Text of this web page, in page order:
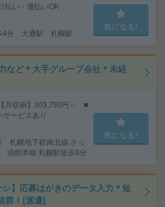
い・週払いOK
4分 大通駅 札幌駅
気になる!
など＊大手グループ会社＊未経
月収例】303,750円～ ■
ービスあり
札幌地下鉄南北線 さっ
函館本線 札幌駅徒歩3分
気になる!
シ】応募はがきのデータ入力＊短
群！[派遣]